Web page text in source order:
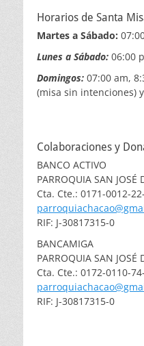
Horarios de Santa
Martes a Sábado:
Lunes a Sábado: 06:00
Domingos: 07:00 am,
(misa sin intenciones)
Colaboraciones y
BANCO ACTIVO
PARROQUIA SAN JOSÉ
Cta. Cte.: 0171-0012-
RIF: J-30817315-0
BANCAMIGA
PARROQUIA SAN JOSÉ
Cta. Cte.: 0172-0110-
RIF: J-30817315-0